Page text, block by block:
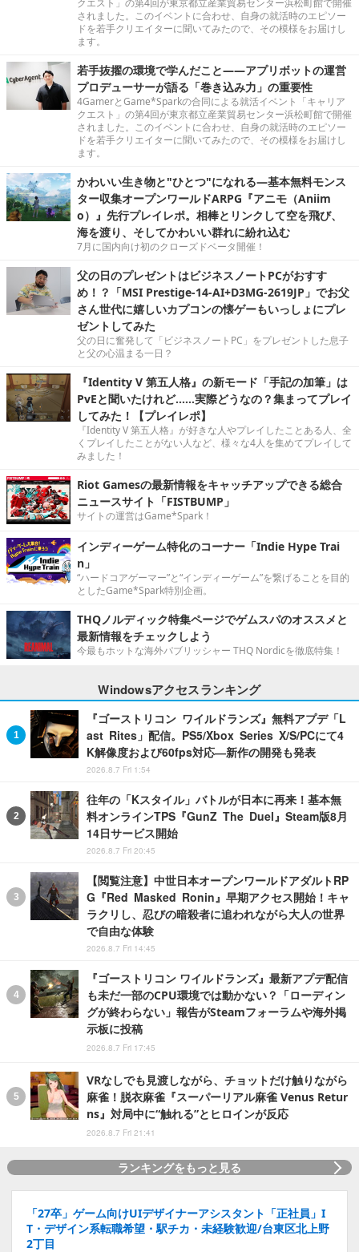
されました。このイベントに合わせ、自身の就活時のエピソー
ドを若手クリエイターに聞いてみたので、その模様をお届けし
ます。
若手抜擢の環境で学んだこと――アプリボットの運営
プロデューサーが語る「巻き込み力」の重要性
4GamerとGame*Sparkの合同による就活イベント「キャリア
クエスト」の第4回が東京都立産業貿易センター浜松町館で開催
されました。このイベントに合わせ、自身の就活時のエピソー
ドを若手クリエイターに聞いてみたので、その模様をお届けし
ます。
かわいい生き物と"ひとつ"になれる―基本無料モンス
ター収集オープンワールドARPG『アニモ（Aniim
o）』先行プレイレポ。相棒とリンクして空を飛び、
海を渡り、そしてかわいい群れに紛れ込む
7月に国内向け初のクローズドベータ開催！
父の日のプレゼントはビジネスノートPCがおすす
め！？「MSI Prestige-14-AI+D3MG-2619JP」でお父
さん世代に嬉しいカプコンの懐ゲーもいっしょにプレ
ゼントしてみた
父の日に奮発して「ビジネスノートPC」をプレゼントした息子
と父の心温まる一日？
『Identity V 第五人格』の新モード「手記の加筆」は
PvEと聞いたけれど……実際どうなの？集まってプレイ
してみた！【プレイレポ】
『Identity V 第五人格』が好きな人やプレイしたことある人、全
くプレイしたことがない人など、様々な4人を集めてプレイして
みました！
Riot Gamesの最新情報をキャッチアップできる総合
ニュースサイト「FISTBUMP」
サイトの運営はGame*Spark！
インディーゲーム特化のコーナー「Indie Hype Trai
n」
“ハードコアゲーマー”と“インディーゲーム”を繋げることを目的
としたGame*Spark特別企画。
THQノルディック特集ページでゲムスパのオススメと
最新情報をチェックしよう
今最もホットな海外パブリッシャー THQ Nordicを徹底特集！
Windowsアクセスランキング
『ゴーストリコン ワイルドランズ』無料アプデ「L
ast Rites」配信。PS5/Xbox Series X/S/PCにて4
K解像度および60fps対応―新作の開発も発表
2026.8.7 Fri 1:54
往年の「Kスタイル」バトルが日本に再来！基本無
料オンラインTPS『GunZ The Duel』Steam版8月
14日サービス開始
2026.8.7 Fri 20:45
【閲覧注意】中世日本オープンワールドアダルトRP
G『Red Masked Ronin』早期アクセス開始！キャ
ラクリし、忍びの暗殺者に追われながら大人の世界
で自由な体験
2026.8.7 Fri 14:45
『ゴーストリコン ワイルドランズ』最新アプデ配信
も未だ一部のCPU環境では動かない？「ローディン
グが終わらない」報告がSteamフォーラムや海外掲
示板に投稿
2026.8.7 Fri 17:45
VRなしでも見渡しながら、チョットだけ触りながら
麻雀！脱衣麻雀『スーパーリアル麻雀 Venus Retur
ns』対局中に“触れる”とヒロインが反応
2026.8.7 Fri 21:41
ランキングをもっと見る
「27卒」ゲーム向けUIデザイナーアシスタント「正社員」I
T・デザイン系転職希望・駅チカ・未経験歓迎/台東区北上野
2丁目